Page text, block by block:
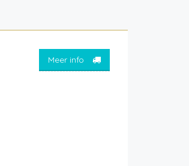
Meer info